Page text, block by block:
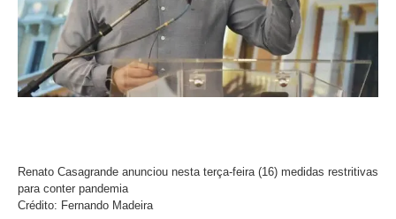
Renato Casagrande anunciou nesta terça-feira (16) medidas restritivas
para conter pandemia
Crédito: Fernando Madeira